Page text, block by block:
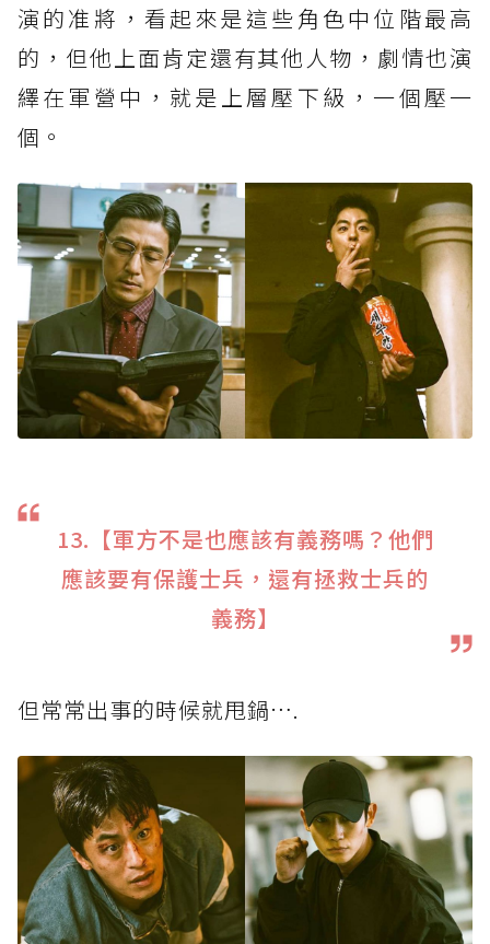
演的准將，看起來是這些角色中位階最高
的，但他上面肯定還有其他人物，劇情也演
繹在軍營中，就是上層壓下級，一個壓一
個。
13.【軍方不是也應該有義務嗎？他們
應該要有保護士兵，還有拯救士兵的
義務】
但常常出事的時候就甩鍋….